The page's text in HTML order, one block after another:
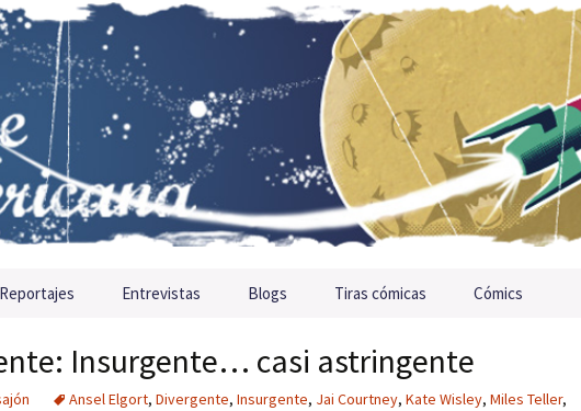
Reportajes Entrevistas Blogs Tiras cómicas Cómics
Insurgente… casi astringente
Ansel Elgort, Divergente, Insurgente, Jai Courtney, Kate Wisley, Miles Teller,